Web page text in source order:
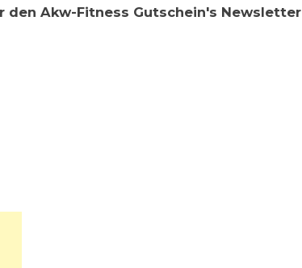
den Akw-Fitness Gutschein's Newsletter